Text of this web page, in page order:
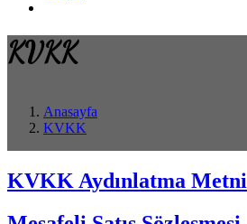
KVKK
Anasayfa
KVKK
KVKK Aydınlatma Metni